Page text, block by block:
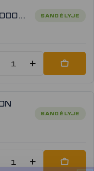
SANDĖLYJE
Sumažinti kiekį:
Padidinti
Add
SANDĖLYJE
kiekį:
Padidinti
Add